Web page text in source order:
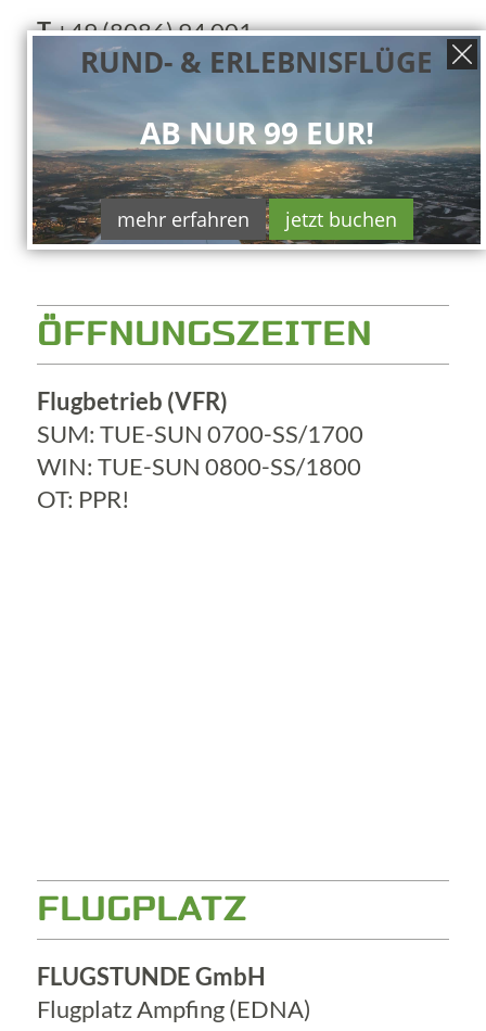
T+49 (8086) 94 001
meine@flugstunde.de
C
ÖFFNUNGSZEITEN
Flugbetrieb (VFR)
SUM: TUE-SUN 0700-SS/1700
WIN: TUE-SUN 0800-SS/1800
OT: PPR!
FLUGPLATZ
FLUGSTUNDE GmbH
Flugplatz Ampfing (EDNA)
RUND- & ERLEBNISFLÜGE
AB NUR 99 EUR!
mehr erfahren jetzt buchen